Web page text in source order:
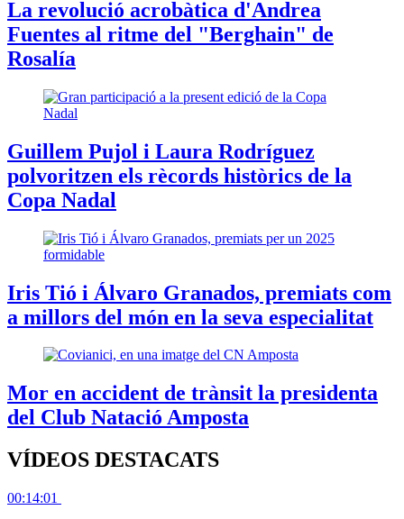
La revolució acrobàtica d'Andrea
Fuentes al ritme del "Berghain" de
Rosalía
Guillem Pujol i Laura Rodríguez
polvoritzen els rècords històrics de la
Copa Nadal
Iris Tió i Álvaro Granados, premiats com
a millors del món en la seva especialitat
Mor en accident de trànsit la presidenta
del Club Natació Amposta
VÍDEOS DESTACATS
00:14:01